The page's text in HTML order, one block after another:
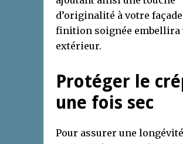
d’originalité à votre
finition soignée embellira
extérieur.
Protéger le
une fois sec
Pour assurer une longévité